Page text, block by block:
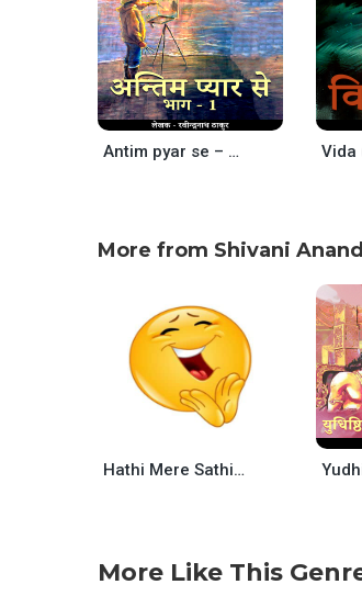
Antim pyar se – part-1 (अन्तिम प्यार से- Part-1) Vida
More from Shivani Anand
Hathi Mere Sathi (हाथी मेरे साथी)
More Like This